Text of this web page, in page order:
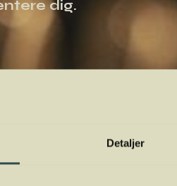
Detaljer
dig.